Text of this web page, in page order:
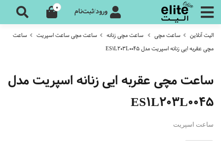
ورود/ثبت‌نام 0
الیت آنلاین ساعت مچی ساعت مچی زنانه ساعت مچی ساعت اسپریت
ساعت
مچی عقربه ایی زنانه اسپریت مدل ES1L203L0045
ساعت مچی عقربه ایی زنانه اسپریت مدل
ES1L203L0045
ساعت اسپریت